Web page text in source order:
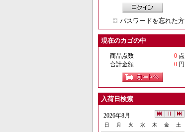
パスワードを忘れた方
現在のカゴの中
商品点数 0 点
合計金額
0 円
入荷日検索
2026年8月
日 月 火 水 木 金 土